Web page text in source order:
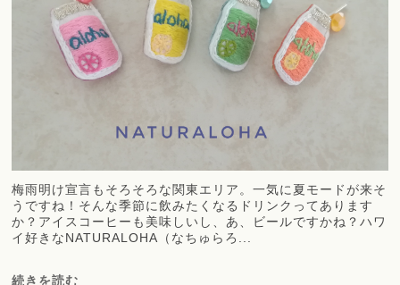
梅雨明け宣言もそろそろな関東エリア。一気に夏モードが来そ
うですね！そんな季節に飲みたくなるドリンクってあります
か？アイスコーヒーも美味しいし、あ、ビールですかね？ハワ
イ好きなNATURALOHA（なちゅらろ...
続きを読む